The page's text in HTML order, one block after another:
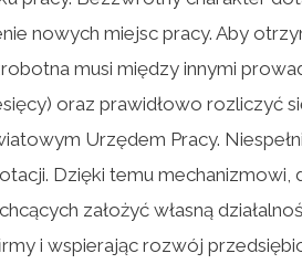
nowych miejsc pracy. Aby
musi między innymi
oraz prawidłowo rozliczyć
Urzędem Pracy.
Dzięki temu mechanizmowi,
założyć własną
i wspierając rozwój